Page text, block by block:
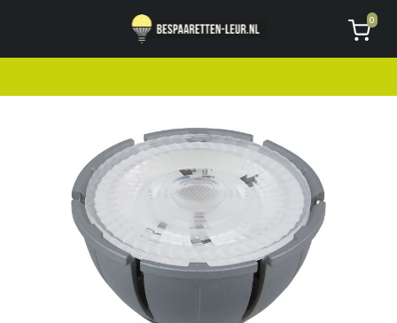
Geen code ontvangen of kwijt?
AVG
0